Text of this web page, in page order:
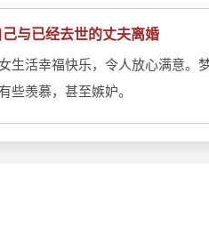
与已经去世的丈夫离婚
生活幸福快乐，令人放心满意。
些羡慕，甚至嫉妒。